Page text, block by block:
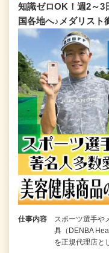
知識ゼロOK！週2～3
国各地へ♪メダリス
仕事内容
スポーツ選手や
具（DENBA
を正規代理店と